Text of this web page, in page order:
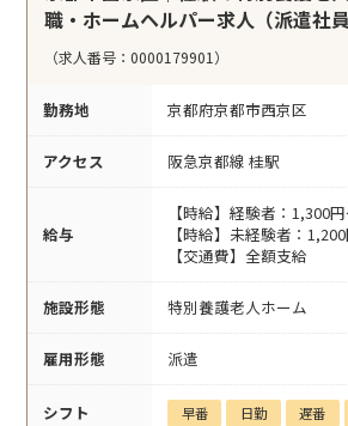
職・ホームヘルパー求人（派遣社員
（求人番号：0000179901）
勤務地 京都府京都市西京区
アクセス 阪急京都線 桂駅
給与
【時給】経験者：1,300
【時給】未経験者：
【交通費】全額支給
施設形態 特別養護老人ホーム
雇用形態 派遣
シフト 早番 日勤 遅番